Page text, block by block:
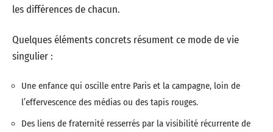
les différences de chacun.
Quelques éléments concrets résument ce mode de vie
singulier :
Une enfance qui oscille entre Paris et la campagne, loin de
l’effervescence des médias ou des tapis rouges.
Des liens de fraternité resserrés par la visibilité récurrente de